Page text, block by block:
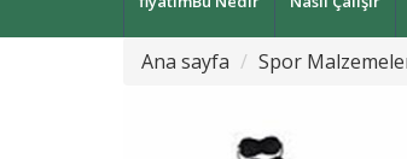
Ana sayfa Spor